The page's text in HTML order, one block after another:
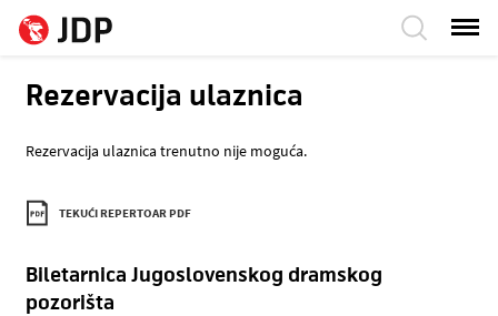
Rezervacija ulaznica
Rezervacija ulaznica trenutno nije moguća.
TEKUĆI REPERTOAR PDF
Biletarnica Jugoslovenskog dramskog
pozorišta